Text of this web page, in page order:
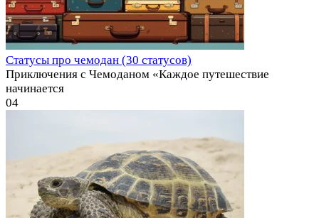
Статусы про чемодан (30 статусов)
Приключения с Чемоданом «Каждое путешествие
начинается
04